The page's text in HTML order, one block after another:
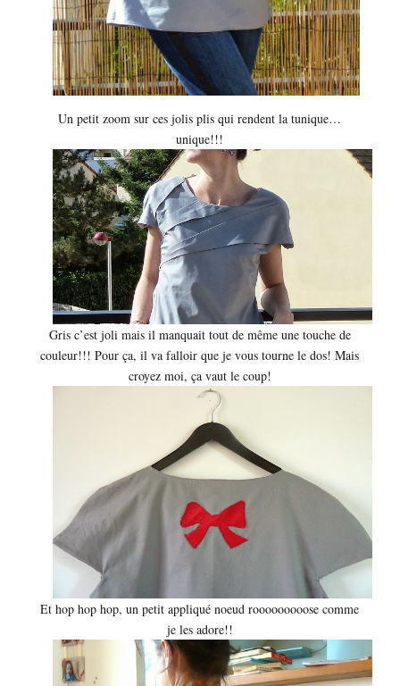
Un petit zoom sur ces jolis plis qui rendent la tunique…
unique!!!
Gris c’est joli mais il manquait tout de même une touche de
couleur!!! Pour ça, il va falloir que je vous tourne le dos! Mais
croyez moi, ça vaut le coup!
Et hop hop hop, un petit appliqué noeud rooooooooose comme
je les adore!!